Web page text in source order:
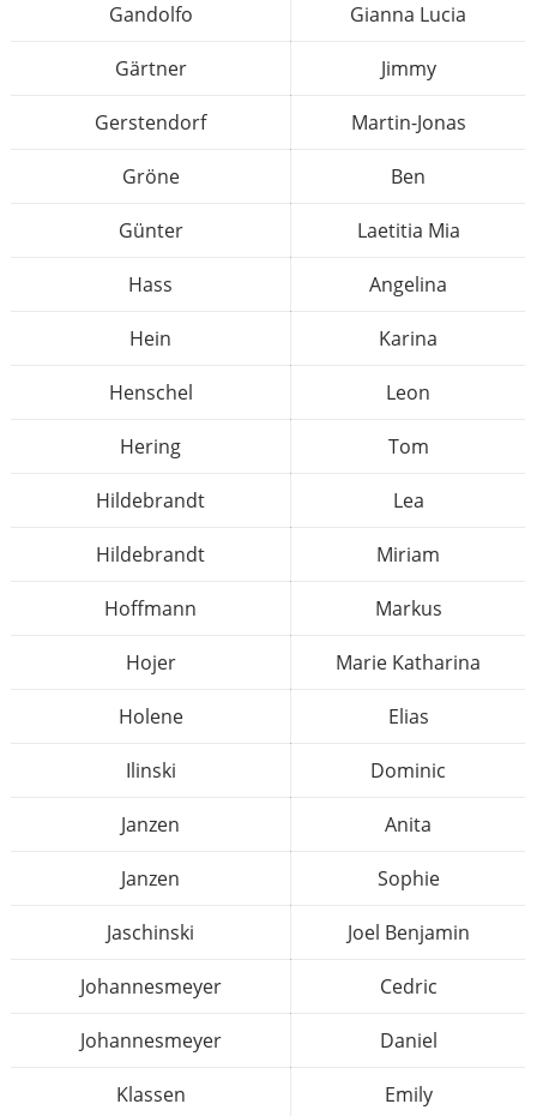
Gandolfo Gianna Lucia
Gärtner Jimmy
Gerstendorf Martin-Jonas
Gröne Ben
Günter Laetitia Mia
Hass Angelina
Hein Karina
Henschel Leon
Hering Tom
Hildebrandt Lea
Hildebrandt Miriam
Hoffmann Markus
Hojer Marie Katharina
Holene Elias
Ilinski Dominic
Janzen Anita
Janzen Sophie
Jaschinski Joel Benjamin
Johannesmeyer Cedric
Johannesmeyer Daniel
Klassen Emily